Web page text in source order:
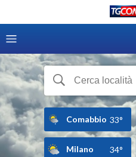
Comabbio 33°
Milano 34°